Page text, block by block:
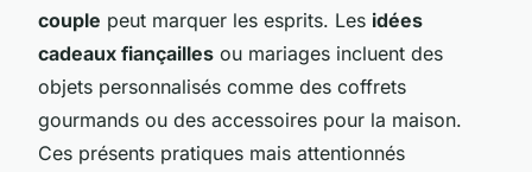
couple peut marquer les esprits. Les idées
cadeaux fiançailles ou mariages incluent des
objets personnalisés comme des coffrets
gourmands ou des accessoires pour la maison.
Ces présents pratiques mais attentionnés